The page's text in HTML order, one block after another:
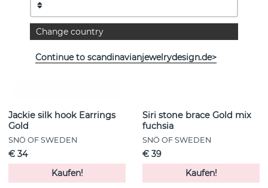
Jackie silk hook Earrings
Gold
SNÖ OF SWEDEN
€ 34
Kaufen!
Siri stone brace Gold mix
fuchsia
SNÖ OF SWEDEN
€ 39
Kaufen!
Change country
Continue to scandinavianjewelrydesign.de>